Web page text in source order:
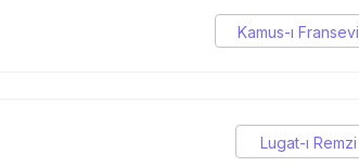
Kamus-ı Fransevi
Lugat-ı Remzi